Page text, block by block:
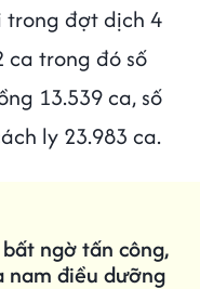
trong đợt dịch 4
trong đó số
13.539 ca, số
ly 23.983 ca.
ngờ tấn công,
nam điều dưỡng